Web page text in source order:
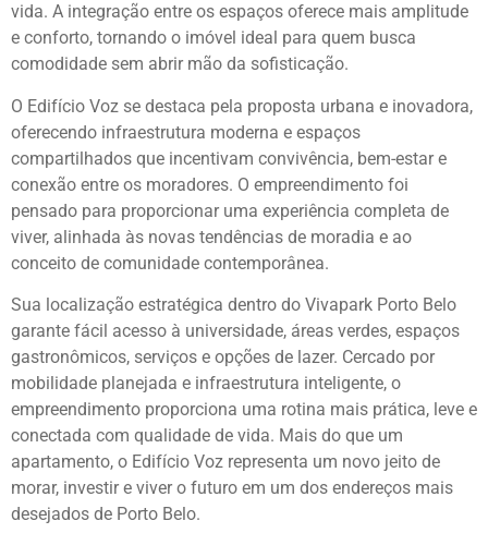
vida. A integração entre os espaços oferece mais amplitude
e conforto, tornando o imóvel ideal para quem busca
comodidade sem abrir mão da sofisticação.
O Edifício Voz se destaca pela proposta urbana e inovadora,
oferecendo infraestrutura moderna e espaços
compartilhados que incentivam convivência, bem-estar e
conexão entre os moradores. O empreendimento foi
pensado para proporcionar uma experiência completa de
viver, alinhada às novas tendências de moradia e ao
conceito de comunidade contemporânea.
Sua localização estratégica dentro do Vivapark Porto Belo
garante fácil acesso à universidade, áreas verdes, espaços
gastronômicos, serviços e opções de lazer. Cercado por
mobilidade planejada e infraestrutura inteligente, o
empreendimento proporciona uma rotina mais prática, leve e
conectada com qualidade de vida. Mais do que um
apartamento, o Edifício Voz representa um novo jeito de
morar, investir e viver o futuro em um dos endereços mais
desejados de Porto Belo.